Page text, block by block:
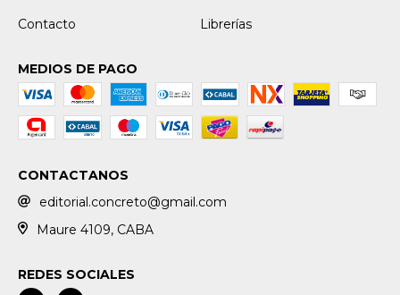
Contacto Librerías
MEDIOS DE PAGO
CONTACTANOS
editorial.concreto@gmail.com
Maure 4109, CABA
REDES SOCIALES